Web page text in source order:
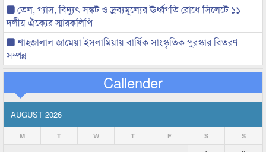
তেল, গ্যাস, বিদ্যুৎ সঙ্কট ও দ্রব্যমূল্যের ঊর্ধ্বগতি রোধে সিলেটে ১১
দলীয় ঐক্যের স্মারকলিপি
শাহজালাল জামেয়া ইসলামিয়ায় বার্ষিক সাংস্কৃতিক পুরস্কার বিতরণ
সম্পন্ন
Callender
AUGUST 2026
M T W T F S S